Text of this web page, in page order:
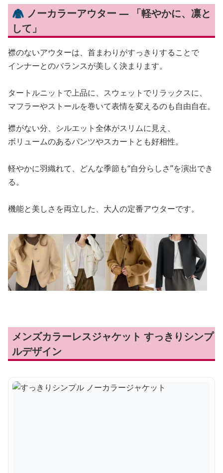
🧥 ノーカラーアウター — 「軽やかに、凛と
して」
襟のないアウターは、首まわりがすっきりすることで
インナーとのバランスが美しく決まります。
タートルニットで上品に、スウェットでリラックスに、
マフラーやストールを巻いて表情を変えるのも自由自在。
襟がない分、シルエット全体がスリムに見え、
ボリュームのあるパンツやスカートとも好相性。
軽やかに羽織れて、どんな季節も“自分らしさ”を演出でき
る。
機能と美しさを両立した、大人の定番アウターです。
メンズカラーレスジャケット すっきりシンプ
ルデザイン